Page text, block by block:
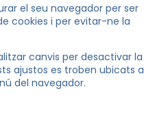
el seu navegador per ser
cookies i per evitar-ne la
canvis per desactivar la
ajustos es troben ubicats a
del navegador.